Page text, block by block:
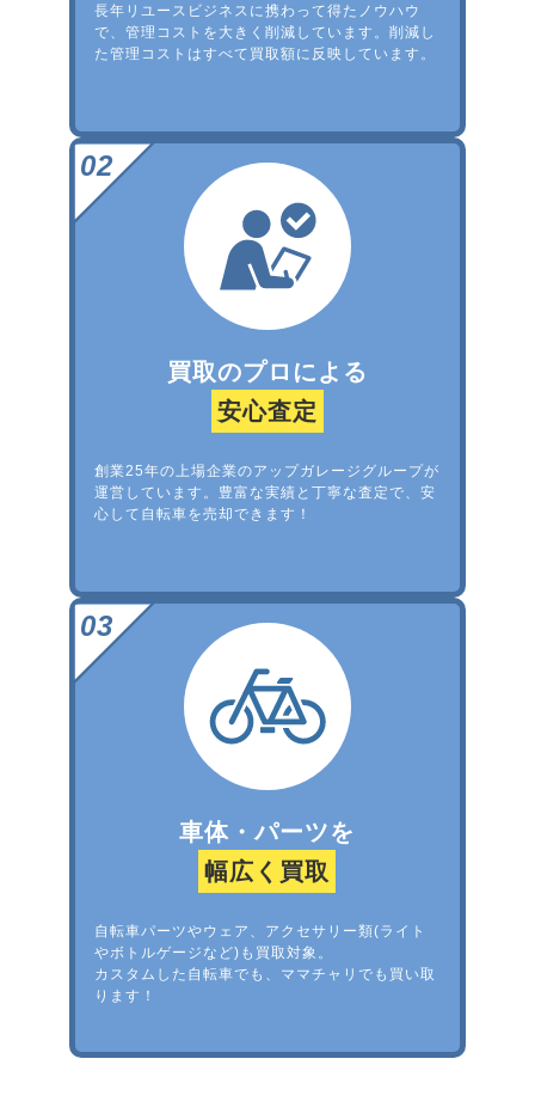
長年リユースビジネスに携わって得たノウハウ
で、管理コストを大きく削減しています。削減し
た管理コストはすべて買取額に反映しています。
買取のプロによる
安心査定
創業25年の上場企業のアップガレージグループが
運営しています。豊富な実績と丁寧な査定で、安
心して自転車を売却できます！
車体・パーツを
幅広く買取
自転車パーツやウェア、アクセサリー類(ライト
やボトルゲージなど)も買取対象。
カスタムした自転車でも、ママチャリでも買い取
ります！